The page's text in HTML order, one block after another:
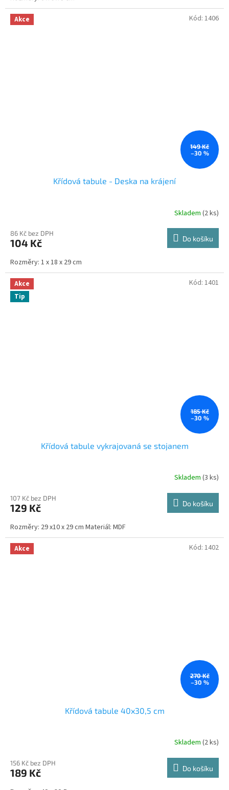
5
hvězdiček.
Akce
149 Kč
–30 %
Křídová tabule - Deska na krájení
Skladem (2 ks)
86 Kč bez DPH
104 Kč Do košíku
Rozměry: 1 x 18 x 29 cm
Kód: 1406
Akce
Tip
185 Kč
–30 %
Křídová tabule vykrajovaná se stojanem
Skladem (3 ks)
107 Kč bez DPH
129 Kč Do košíku
Rozměry: 29 x10 x 29 cm Materiál: MDF
Kód: 1401
Akce
270 Kč
–30 %
Křídová tabule 40x30,5 cm
Skladem (2 ks)
156 Kč bez DPH
189 Kč Do košíku
Kód: 1402